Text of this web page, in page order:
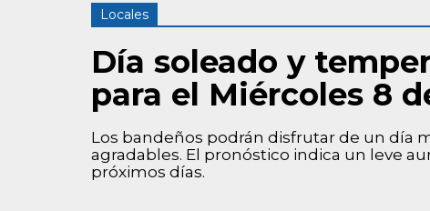
Locales
Día soleado y
para el Miércoles 8
Los bandeños podrán disfrutar de un día
agradables. El pronóstico indica un leve
próximos días.